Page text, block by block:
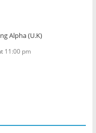
Alpha (U.K)
11:00 pm